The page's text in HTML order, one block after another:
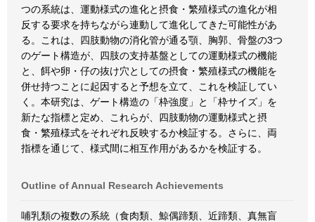
つの系統は、運動様式の進化と摂食・繁殖様式の進化が相
反する要求を持ちながら連動して進化してきた可能性があ
る。これは、四肢動物の消化管が通る顎、胸郭、骨盤の3つ
のゲート構造が、四肢の支持基盤としての運動様式の機能
と、餌や卵・仔の抜け穴としての摂食・繁殖様式の機能を
併せ持つことに起因すると予想を立て、これを検証してい
く。本研究は、ゲート構造の「枠強度」と「枠サイズ」を
新たな指標と定め、これらが、四肢動物の運動様式と摂
食・繁殖様式をそれぞれ反映するか検証する。さらに、両
指標を通じて、様式間に相互作用があるかを検証する。
Outline of Annual Research Achievements
哺乳類の複数の系統（食肉類、鯨偶蹄類、近蹄類、真無盲